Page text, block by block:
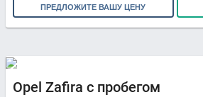
ПРЕДЛОЖИТЕ ВАШУ ЦЕНУ
Opel Zafira с пробегом